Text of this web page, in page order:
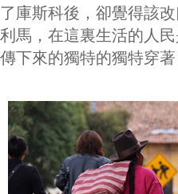
庫斯科後，卻覺得該
馬，在這裏生活的人
下來的獨特的獨特穿